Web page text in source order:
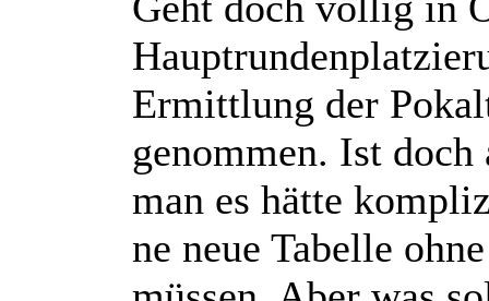
Ermittlung der
genommen. Ist
man es hätte
ne neue Tabelle